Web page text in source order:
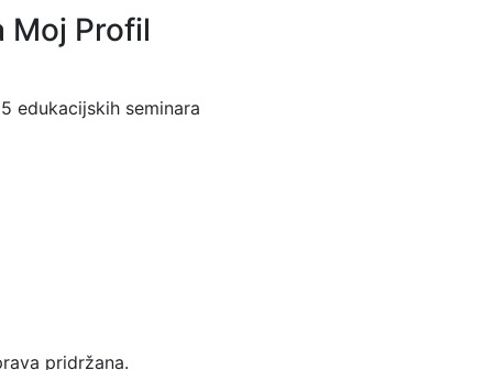
Moj Profil
edukacijskih seminara
pridržana.